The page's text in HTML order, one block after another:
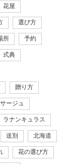
花屋
選び方
所 予約
式典
贈り方
ージュ
ラナンキュラス
送別 北海道
花の選び方